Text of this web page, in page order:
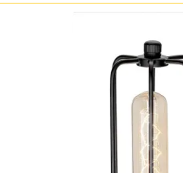
Прованс
Прозрачные